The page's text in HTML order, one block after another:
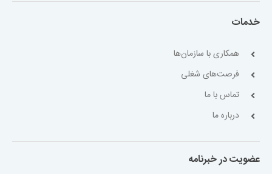
خدمات
همکاری با سازمان‌ها
فرصت‌های شغلی
تماس با ما
درباره ما
عضویت در خبرنامه